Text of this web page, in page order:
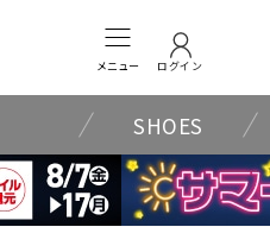
メニュー ログイン
SHOES